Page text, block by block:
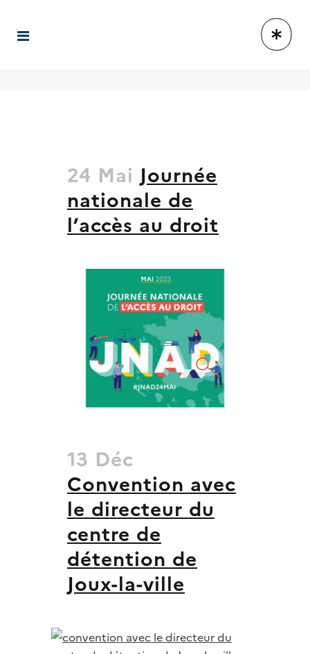
24 Mai Journée
nationale de
l’accès au droit
13 Déc
Convention avec
le directeur du
centre de
détention de
Joux-la-ville